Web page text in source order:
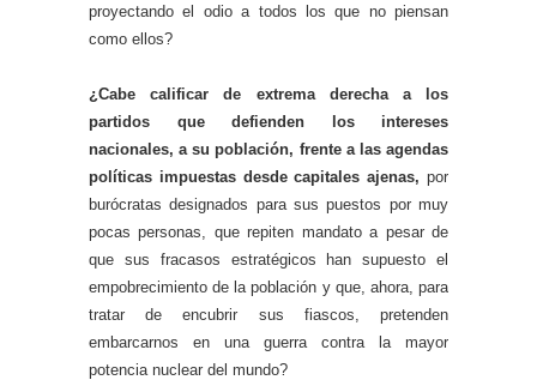
proyectando el odio a todos los que no piensan
como ellos?
¿Cabe calificar de extrema derecha a los
partidos que defienden los intereses
nacionales, a su población, frente a las agendas
políticas impuestas desde capitales ajenas, por
burócratas designados para sus puestos por muy
pocas personas, que repiten mandato a pesar de
que sus fracasos estratégicos han supuesto el
empobrecimiento de la población y que, ahora, para
tratar de encubrir sus fiascos, pretenden
embarcarnos en una guerra contra la mayor
potencia nuclear del mundo?